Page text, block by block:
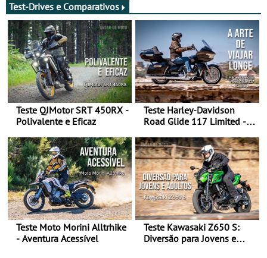
Test-Drives e Comparativos
Teste QJMotor SRT 450RX -
Polivalente e Eficaz
Teste Harley-Davidson
Road Glide 117 Limited - A
Teste Moto Morini Alltrhike
- Aventura Acessível
Teste Kawasaki Z650 S:
Diversão para Jovens e